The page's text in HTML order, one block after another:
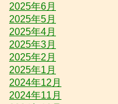
2025年6月
2025年5月
2025年4月
2025年3月
2025年2月
2025年1月
2024年12月
2024年11月